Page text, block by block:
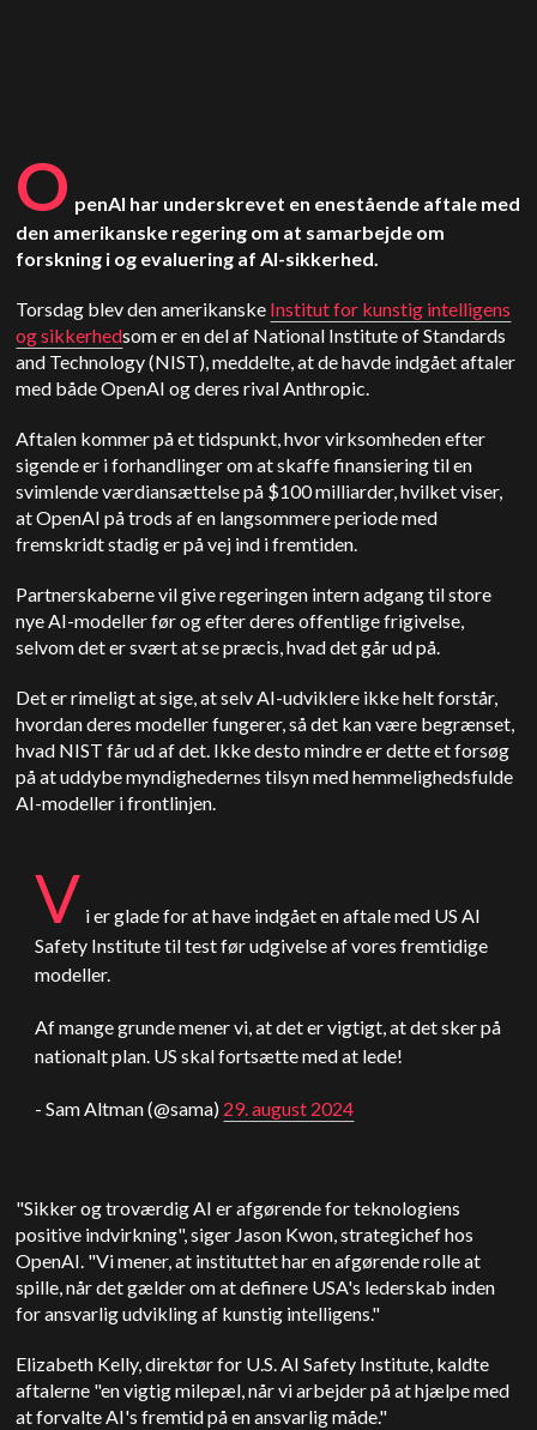
O penAI har underskrevet en enestående aftale med
den amerikanske regering om at samarbejde om
forskning i og evaluering af AI-sikkerhed.
Torsdag blev den amerikanske Institut for kunstig intelligens
og sikkerhedsom er en del af National Institute of Standards
and Technology (NIST), meddelte, at de havde indgået aftaler
med både OpenAI og deres rival Anthropic.
Aftalen kommer på et tidspunkt, hvor virksomheden efter
sigende er i forhandlinger om at skaffe finansiering til en
svimlende værdiansættelse på $100 milliarder, hvilket viser,
at OpenAI på trods af en langsommere periode med
fremskridt stadig er på vej ind i fremtiden.
Partnerskaberne vil give regeringen intern adgang til store
nye AI-modeller før og efter deres offentlige frigivelse,
selvom det er svært at se præcis, hvad det går ud på.
Det er rimeligt at sige, at selv AI-udviklere ikke helt forstår,
hvordan deres modeller fungerer, så det kan være begrænset,
hvad NIST får ud af det. Ikke desto mindre er dette et forsøg
på at uddybe myndighedernes tilsyn med hemmelighedsfulde
AI-modeller i frontlinjen.
V i er glade for at have indgået en aftale med US AI
Safety Institute til test før udgivelse af vores fremtidige
modeller.
Af mange grunde mener vi, at det er vigtigt, at det sker på
nationalt plan. US skal fortsætte med at lede!
- SamAltman(@sama) 29. august 2024
"Sikker og troværdig AI er afgørende for teknologiens
positive indvirkning", siger Jason Kwon, strategichef hos
OpenAI. "Vi mener, at instituttet har en afgørende rolle at
spille, når det gælder om at definere USA's lederskab inden
for ansvarlig udvikling af kunstig intelligens."
Elizabeth Kelly, direktør for U.S. AI Safety Institute, kaldte
aftalerne "en vigtig milepæl, når vi arbejder på at hjælpe med
at forvalte AI's fremtid på en ansvarlig måde."